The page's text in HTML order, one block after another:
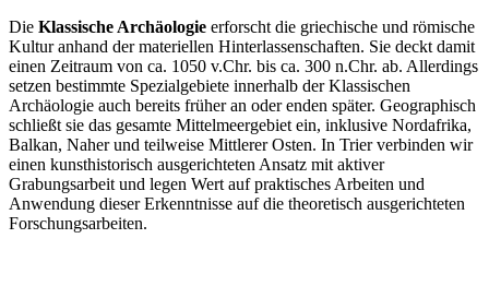
Die Klassische Archäologie erforscht die griechische und römische
Kultur anhand der materiellen Hinterlassenschaften. Sie deckt damit
einen Zeitraum von ca. 1050 v.Chr. bis ca. 300 n.Chr. ab. Allerdings
setzen bestimmte Spezialgebiete innerhalb der Klassischen
Archäologie auch bereits früher an oder enden später. Geographisch
schließt sie das gesamte Mittelmeergebiet ein, inklusive Nordafrika,
Balkan, Naher und teilweise Mittlerer Osten. In Trier verbinden wir
einen kunsthistorisch ausgerichteten Ansatz mit aktiver
Grabungsarbeit und legen Wert auf praktisches Arbeiten und
Anwendung dieser Erkenntnisse auf die theoretisch ausgerichteten
Forschungsarbeiten.